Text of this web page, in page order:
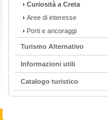
Curiosità a Creta
Aree di interesse
Porti e ancoraggi
Turismo Alternativo
Informazioni utili
Catalogo turistico